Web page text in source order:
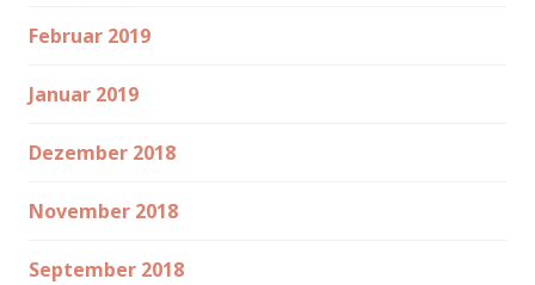
Februar 2019
Januar 2019
Dezember 2018
November 2018
September 2018